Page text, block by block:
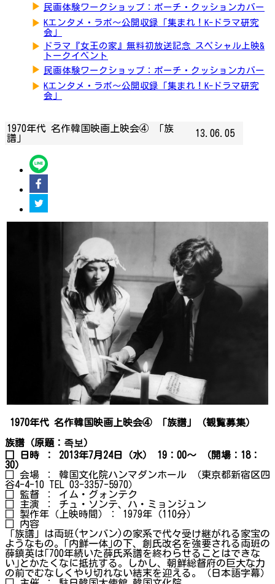
▶ 民画体験ワークショップ：ポーチ・クッションカバー
▶ Kエンタメ・ラボ～公開収録「集まれ！K-ドラマ研究
会」
▶
ドラマ『女王の家』無料初放送記念 スペシャル上映&
トークイベント
▶ 民画体験ワークショップ：ポーチ・クッションカバー
▶ Kエンタメ・ラボ～公開収録「集まれ！K-ドラマ研究
会」
1970年代 名作韓国映画上映会④ 「族
譜」
13.06.05
1970年代 名作韓国映画上映会④ 「族譜」（観覧募集）
族譜（原題： 족보）
□ 日時 ： 2013年7月24日（水） 19：00～ （開場：18：
30）
□ 会場 ： 韓国文化院ハンマダンホール （東京都新宿区四
谷4-4-10 TEL 03-3357-5970）
□ 監督 ： イム・グォンテク
□ 主演 ： チュ・ソンテ、ハ・ミョンジュン
□ 製作年（上映時間）： 1979年（110分）
□ 内容
「族譜」は両班(ヤンバン)の家系で代々受け継がれる家宝の
ようなもの。｢内鮮一体｣の下、創氏改名を強要される両班の
薛鎮英は｢700年続いた薛氏系譜を終わらせることはできな
い｣とかたくなに抵抗する。しかし、朝鮮総督府の巨大な力
の前でむなしくやり切れない結末を迎える。（日本語字幕）